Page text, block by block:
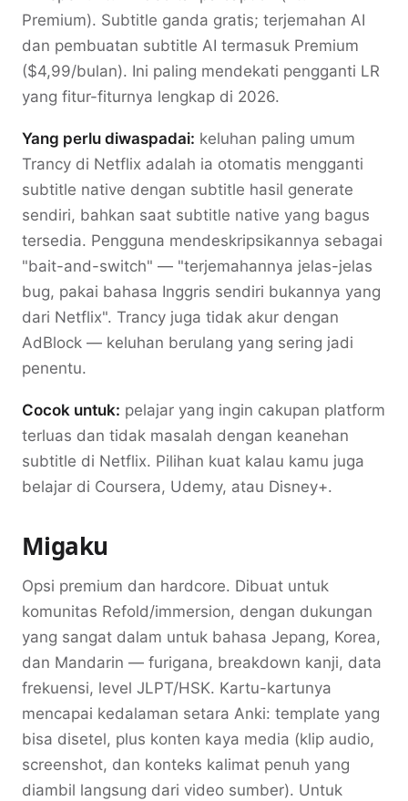
Premium). Subtitle ganda gratis; terjemahan AI
dan pembuatan subtitle AI termasuk Premium
($4,99/bulan). Ini paling mendekati pengganti LR
yang fitur-fiturnya lengkap di 2026.
Yang perlu diwaspadai: keluhan paling umum
Trancy di Netflix adalah ia otomatis mengganti
subtitle native dengan subtitle hasil generate
sendiri, bahkan saat subtitle native yang bagus
tersedia. Pengguna mendeskripsikannya sebagai
"bait-and-switch" — "terjemahannya jelas-jelas
bug, pakai bahasa Inggris sendiri bukannya yang
dari Netflix". Trancy juga tidak akur dengan
AdBlock — keluhan berulang yang sering jadi
penentu.
Cocok untuk: pelajar yang ingin cakupan platform
terluas dan tidak masalah dengan keanehan
subtitle di Netflix. Pilihan kuat kalau kamu juga
belajar di Coursera, Udemy, atau Disney+.
Migaku
Opsi premium dan hardcore. Dibuat untuk
komunitas Refold/immersion, dengan dukungan
yang sangat dalam untuk bahasa Jepang, Korea,
dan Mandarin — furigana, breakdown kanji, data
frekuensi, level JLPT/HSK. Kartu-kartunya
mencapai kedalaman setara Anki: template yang
bisa disetel, plus konten kaya media (klip audio,
screenshot, dan konteks kalimat penuh yang
diambil langsung dari video sumber). Untuk